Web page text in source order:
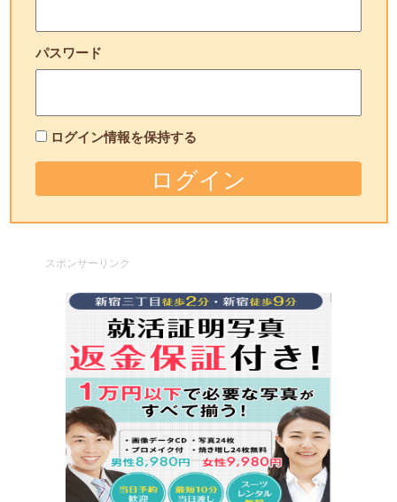
パスワード
ログイン情報を保持する
スポンサーリンク